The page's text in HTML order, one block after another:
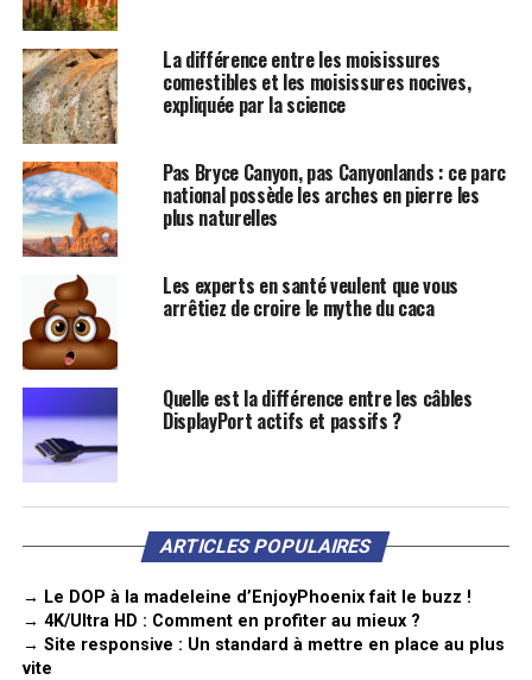
La différence entre les moisissures
comestibles et les moisissures nocives,
expliquée par la science
Pas Bryce Canyon, pas Canyonlands : ce parc
national possède les arches en pierre les
plus naturelles
Les experts en santé veulent que vous
arrêtiez de croire le mythe du caca
Quelle est la différence entre les câbles
DisplayPort actifs et passifs ?
ARTICLES POPULAIRES
→ Le DOP à la madeleine d’EnjoyPhoenix fait le buzz !
→ 4K/Ultra HD : Comment en profiter au mieux ?
→ Site responsive : Un standard à mettre en place au plus
vite